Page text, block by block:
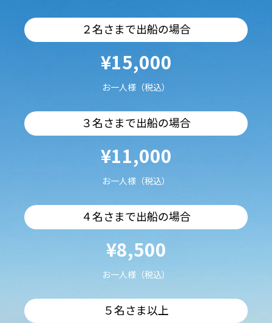
２名さまで出船の場合
¥15,000
お一人様（税込）
３名さまで出船の場合
¥11,000
お一人様（税込）
４名さまで出船の場合
¥8,500
お一人様（税込）
５名さま以上